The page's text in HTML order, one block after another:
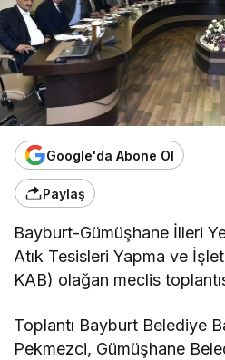
Google'da Abone Ol
Paylaş
Bayburt-Gümüşhane İlleri
Atık Tesisleri Yapma ve
KAB) olağan meclis
Toplantı Bayburt Belediye
Pekmezci, Gümüşhane